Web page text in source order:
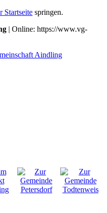
Startseite springen.
| Online: https://www.vg-